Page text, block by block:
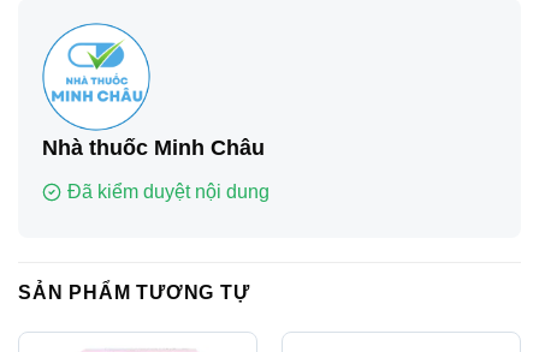
Nhà thuốc Minh Châu
Đã kiểm duyệt nội dung
SẢN PHẨM TƯƠNG TỰ